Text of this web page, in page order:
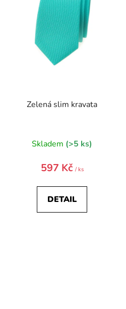
Zelená slim kravata
Skladem (>5 ks)
597 Kč / ks
DETAIL